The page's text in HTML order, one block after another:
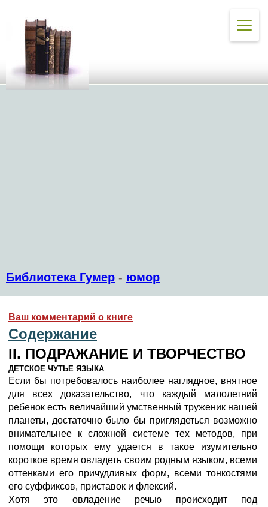
Библиотека Гумер - юмор
Ваш комментарий о книге
Содержание
II. ПОДРАЖАНИЕ И ТВОРЧЕСТВО
ДЕТСКОЕ ЧУТЬЕ ЯЗЫКА
Если бы потребовалось наиболее наглядное, внятное
для всех доказательство, что каждый малолетний
ребенок есть величайший умственный труженик нашей
планеты, достаточно было бы приглядеться возможно
внимательнее к сложной системе тех методов, при
помощи которых ему удается в такое изумительно
короткое время овладеть своим родным языком, всеми
оттенками его причудливых форм, всеми тонкостями
его суффиксов, приставок и флексий.
Хотя это овладение речью происходит под